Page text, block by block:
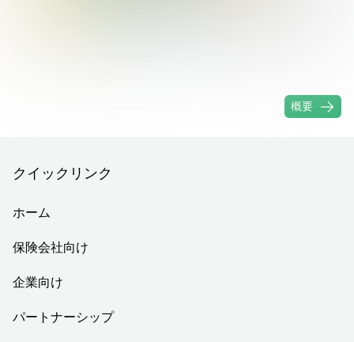
概要
クイックリンク
ホーム
保険会社向け
企業向け
パートナーシップ